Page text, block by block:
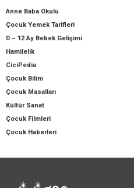
Anne Baba Okulu
Çocuk Yemek Tarifleri
0 – 12 Ay Bebek Gelişimi
Hamilelik
CiciPedia
Çocuk Bilim
Çocuk Masalları
Kültür Sanat
Çocuk Filmleri
Çocuk Haberleri